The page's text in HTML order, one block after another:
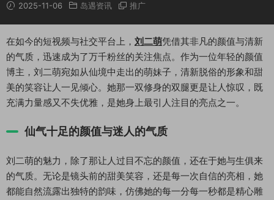
2025-11-06 岛遇资讯 推广
在如今的短视频与社交平台上， 刘二萌凭借其非凡的颜值与清新
的气质，迅速成为了万千粉丝的关注焦点。作为一位年轻的颜值
博主，刘二萌宛如从仙境中走出的萌妹子，清新脱俗的形象和甜
美的笑容让人一见倾心。她那一双修身的双腿更是让人惊叹，既
充满力量感又不失优雅，是她身上最引人注目的亮点之一。
仙气十足的颜值与迷人的气质
刘二萌的魅力，除了那让人过目不忘的颜值，还在于她与生俱来
的气质。无论是镜头前的甜美笑容，还是每一次自信的亮相，她
都能自然流露出独特的韵味，仿佛她的每一分每一秒都是精心雕